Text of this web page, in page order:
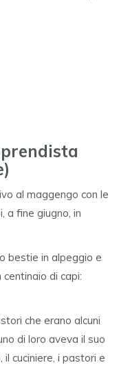
al maggengo con le
a fine giugno, in
bestie in alpeggio e
di capi:
che erano alcuni
di loro aveva il suo
cuciniere, i pastori e